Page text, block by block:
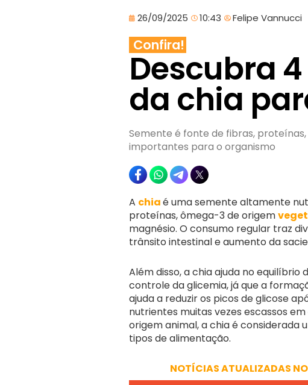
26/09/2025 10:43 Felipe Vannucci
Confira!
Descubra
da chia
Semente é fonte de fibras,
importantes para o organismo
A chiaé uma semente altamente
proteínas, ômega-3 de origem
magnésio. O consumo regular traz
trânsito intestinal e aumento da
Além disso, a chia ajuda no equilíbrio
controle da glicemia, já que a
ajuda a reduzir os picos de glicose
nutrientes muitas vezes escassos
origem animal, a chia é
tipos de alimentação.
NOTÍCIAS ATUALIZADAS